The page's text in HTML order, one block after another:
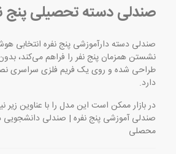
صندلی دسته تحصیلی پنج
صندلی دسته دارآموزشی پنج نفره انتخابی
نشستن همزمان پنج نفر را فراهم می‌کند،
طراحی شده و روی یک فریم فلزی سراسری
دارد.
در بازار ممکن است این مدل را با عناوین زیر
محصلی